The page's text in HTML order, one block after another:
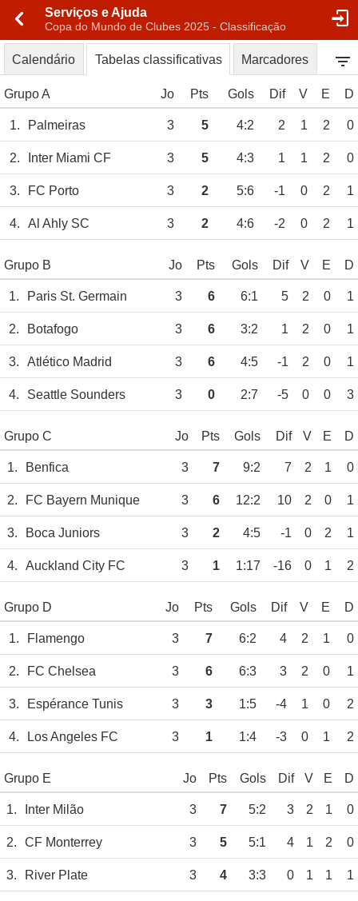
Serviços e Ajuda
Copa do Mundo de Clubes 2025 - Classificação
Calendário Tabelas classificativas Marcadores
Grupo A Jo Pts Gols Dif V E D
1. Palmeiras 3 5 4:2 2 1 2 0
2. Inter Miami CF 3 5 4:3 1 1 2 0
3. FC Porto 3 2 5:6 -1 0 2 1
4. Al Ahly SC 3 2 4:6 -2 0 2 1
Grupo B Jo Pts Gols Dif V E D
1. Paris St. Germain 3 6 6:1 5 2 0 1
2. Botafogo 3 6 3:2 1 2 0 1
3. Atlético Madrid 3 6 4:5 -1 2 0 1
4. Seattle Sounders 3 0 2:7 -5 0 0 3
Grupo C Jo Pts Gols Dif V E D
1. Benfica 3 7 9:2 7 2 1 0
2. FC Bayern Munique 3 6 12:2 10 2 0 1
3. Boca Juniors 3 2 4:5 -1 0 2 1
4. Auckland City FC 3 1 1:17 -16 0 1 2
Grupo D Jo Pts Gols Dif V E D
1. Flamengo 3 7 6:2 4 2 1 0
2. FC Chelsea 3 6 6:3 3 2 0 1
3. Espérance Tunis 3 3 1:5 -4 1 0 2
4. Los Angeles FC 3 1 1:4 -3 0 1 2
Grupo E Jo Pts Gols Dif V E D
1. Inter Milão 3 7 5:2 3 2 1 0
2. CF Monterrey 3 5 5:1 4 1 2 0
3. River Plate 3 4 3:3 0 1 1 1